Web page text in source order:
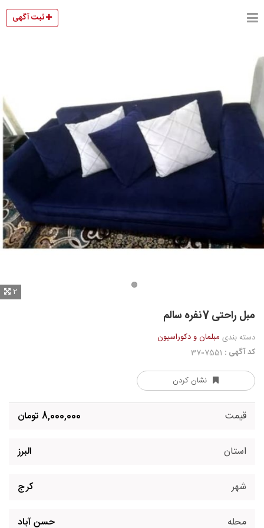
ثبت آگهی
2
مبل راحتی 7نفره سالم
دسته بندی مبلمان و دکوراسیون
کد آگهی :
نشان کردن
قیمت 8,000,000 تومان
استان البرز
شهر کرج
محله حسن آباد